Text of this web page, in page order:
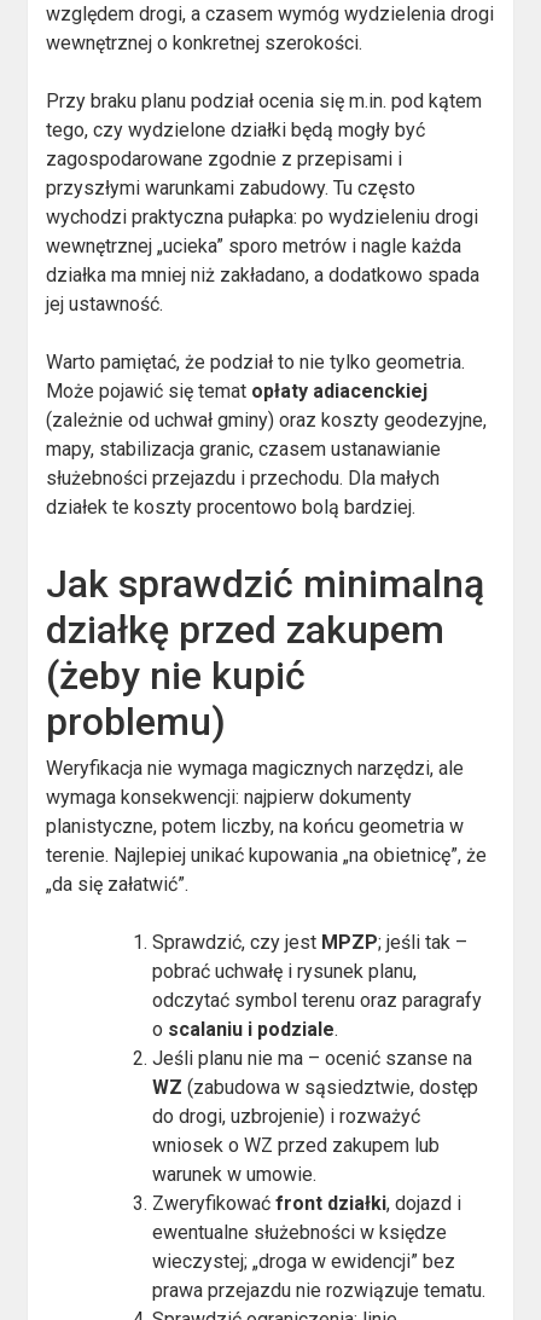
względem drogi, a czasem wymóg wydzielenia drogi
wewnętrznej o konkretnej szerokości.
Przy braku planu podział ocenia się m.in. pod kątem
tego, czy wydzielone działki będą mogły być
zagospodarowane zgodnie z przepisami i
przyszłymi warunkami zabudowy. Tu często
wychodzi praktyczna pułapka: po wydzieleniu drogi
wewnętrznej „ucieka” sporo metrów i nagle każda
działka ma mniej niż zakładano, a dodatkowo spada
jej ustawność.
Warto pamiętać, że podział to nie tylko geometria.
Może pojawić się temat opłaty adiacenckiej
(zależnie od uchwał gminy) oraz koszty geodezyjne,
mapy, stabilizacja granic, czasem ustanawianie
służebności przejazdu i przechodu. Dla małych
działek te koszty procentowo bolą bardziej.
Jak sprawdzić minimalną
działkę przed zakupem
(żeby nie kupić
problemu)
Weryfikacja nie wymaga magicznych narzędzi, ale
wymaga konsekwencji: najpierw dokumenty
planistyczne, potem liczby, na końcu geometria w
terenie. Najlepiej unikać kupowania „na obietnicę”, że
„da się załatwić”.
Sprawdzić, czy jest MPZP; jeśli tak –
pobrać uchwałę i rysunek planu,
odczytać symbol terenu oraz paragrafy
o scalaniu i podziale.
Jeśli planu nie ma – ocenić szanse na
WZ (zabudowa w sąsiedztwie, dostęp
do drogi, uzbrojenie) i rozważyć
wniosek o WZ przed zakupem lub
warunek w umowie.
Zweryfikowaćfront działki, dojazd i
ewentualne służebności w księdze
wieczystej; „droga w ewidencji” bez
prawa przejazdu nie rozwiązuje tematu.